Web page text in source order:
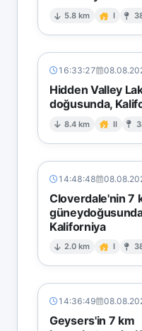
5.8 km I
16:33:27
Hidden Valley
doğusunda,
8.4 km II
14:48:48
Cloverdale'nin 7
Kaliforniya
2.0 km I
14:36:49
Geysers'in 7 km